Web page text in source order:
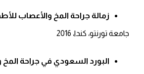
زمالة جراحة المخ والأعصاب
جامعة تورنتو، كندا، 2016
البورد السعودي في جراحة المخ